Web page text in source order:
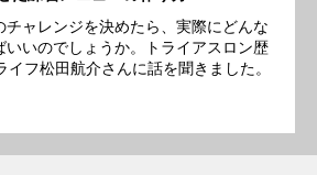
チャレンジを決めたら、実際にどんな
いいのでしょうか。トライアスロン歴
イフ松田航介さんに話を聞きました。